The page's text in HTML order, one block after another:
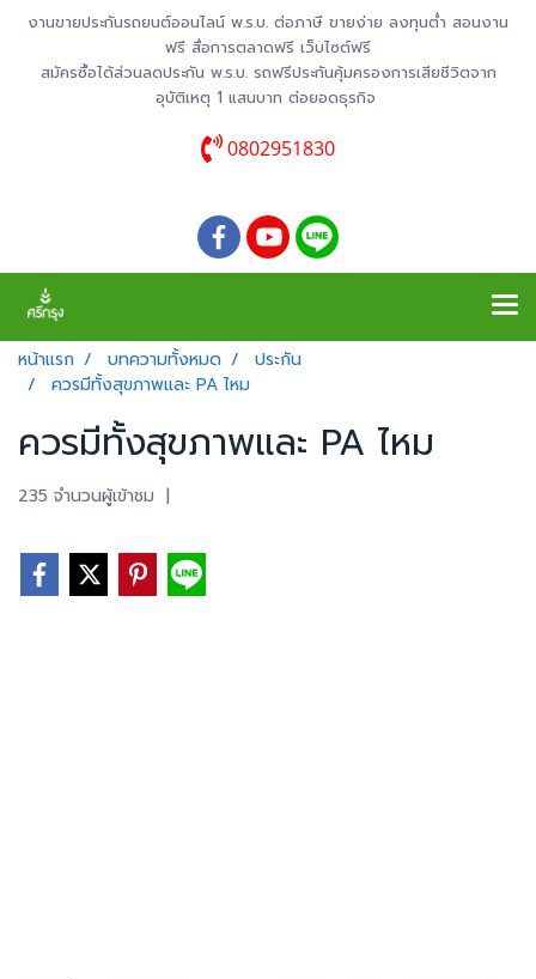
งานขายประกันรถยนต์ออนไลน์ พ.ร.บ. ต่อภาษี ขายง่าย ลงทุนต่ำ สอนงาน
ฟรี สื่อการตลาดฟรี เว็บไซต์ฟรี
สมัครซื้อได้ส่วนลดประกัน พ.ร.บ. รถฟรีประกันคุ้มครองการเสียชีวิตจาก
อุบัติเหตุ 1 แสนบาท ต่อยอดธุรกิจ
0802951830
หน้าแรก บทความทั้งหมด
ประกัน
ควรมีทั้งสุขภาพและ PA ไหม
ควรมีทั้งสุขภาพและ PA ไหม
235 จำนวนผู้เข้าชม |